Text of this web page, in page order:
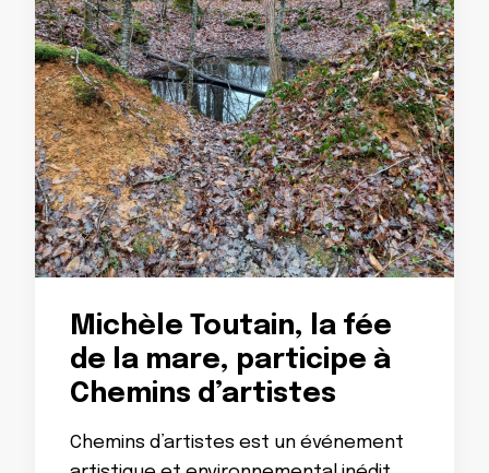
Michèle Toutain, la fée
de la mare, participe à
Chemins d’artistes
Chemins d’artistes est un événement